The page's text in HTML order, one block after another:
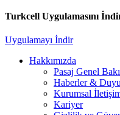
Turkcell Uygulamasını
Uygulamayı İndir
Hakkımızda
Pasaj Genel
Haberler &
Kurumsal
Kariyer